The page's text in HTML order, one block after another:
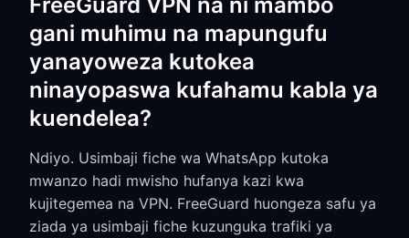
gani muhimu na mapungufu
yanayoweza kutokea
ninayopaswa kufahamu kabla ya
kuendelea?
Ndiyo. Usimbaji fiche wa WhatsApp kutoka
mwanzo hadi mwisho hufanya kazi kwa
kujitegemea na VPN. FreeGuard huongeza safu ya
ziada ya usimbaji fiche kuzunguka trafiki ya